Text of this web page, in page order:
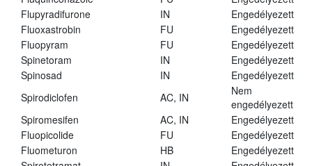
Flupyradifurone
IN
Engedélyezett
Fluoxastrobin
FU
Engedélyezett
Fluopyram
FU
Engedélyezett
Spinetoram
IN
Engedélyezett
Spinosad
IN
Engedélyezett
Spirodiclofen
AC, IN
Nem
engedélyezett
Spiromesifen
AC, IN
Engedélyezett
Fluopicolide
FU
Engedélyezett
Fluometuron
HB
Engedélyezett